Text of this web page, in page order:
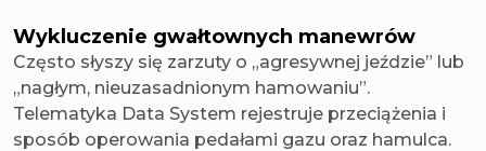
Wykluczenie gwałtownych manewrów
Często słyszy się zarzuty o „agresywnej jeździe” lub
„nagłym, nieuzasadnionym hamowaniu”.
Telematyka Data System rejestruje przeciążenia i
sposób operowania pedałami gazu oraz hamulca.